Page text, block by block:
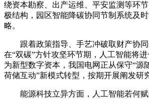
绕资本勘察、出产运维、平安监测等环
极结构，园区智能降碳协同节制系统及
略。
跟着政策指导、手艺冲破取财产协同
在“双碳”方针攻坚环节期，人工智能将
为新型数字资本，我国电网正从保守“源
荷储互动”新模式转型，按期开展阐发研
能源科技立异方面，人工智能若何赋